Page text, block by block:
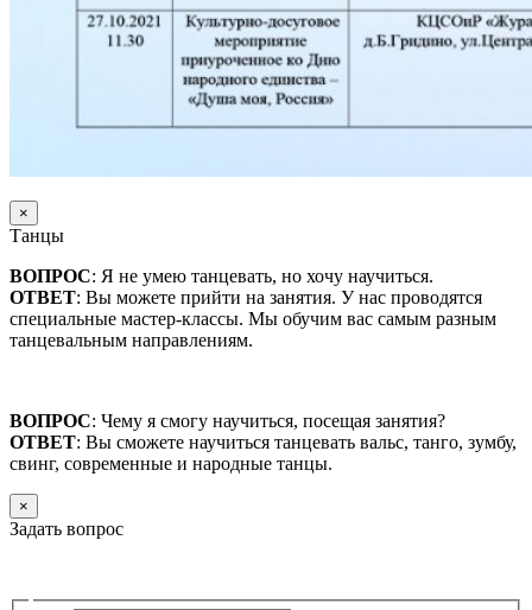
×
Танцы
ВОПРОС: Я не умею танцевать, но хочу научиться.
ОТВЕТ: Вы можете прийти на занятия. У нас проводятся
специальные мастер-классы. Мы обучим вас самым разным
танцевальным направлениям.
ВОПРОС: Чему я смогу научиться, посещая занятия?
ОТВЕТ: Вы сможете научиться танцевать вальс, танго, зумбу,
свинг, современные и народные танцы.
×
Задать вопрос